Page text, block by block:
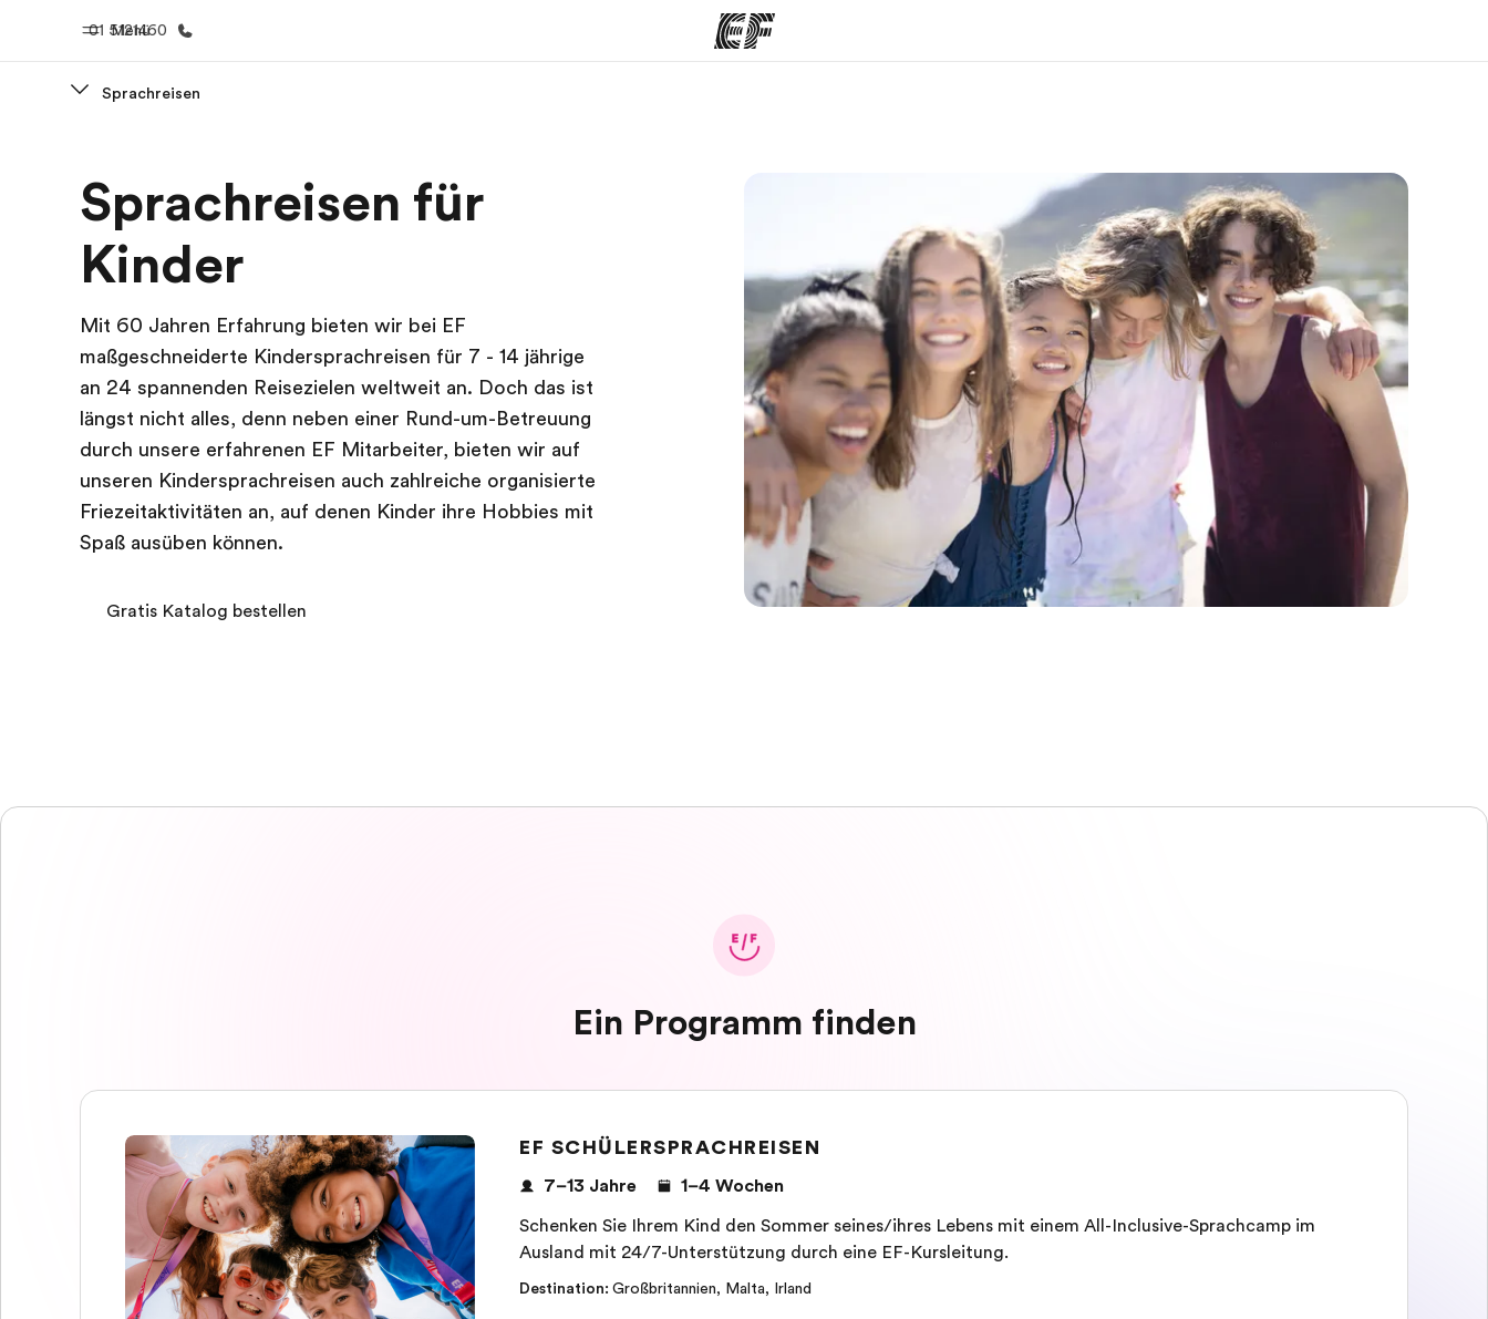
Menü
01 5121460
Willkommen bei EF Alle Programme ansehen Wer wir sind Teil des Teams werden
Sprachreisen
Sprachreisen für
Kinder
Mit 60 Jahren Erfahrung bieten wir bei EF
maßgeschneiderte Kindersprachreisen für 7 - 14 jährige
an 24 spannenden Reisezielen weltweit an. Doch das ist
längst nicht alles, denn neben einer Rund-um-Betreuung
durch unsere erfahrenen EF Mitarbeiter, bieten wir auf
unseren Kindersprachreisen auch zahlreiche organisierte
Friezeitaktivitäten an, auf denen Kinder ihre Hobbies mit
Spaß ausüben können.
Gratis Katalog bestellen
Ein Programm finden
EF SCHÜLERSPRACHREISEN
7–13 Jahre
1–4 Wochen
Schenken Sie Ihrem Kind den Sommer seines/ihres Lebens mit einem All-Inclusive-Sprachcamp im
Ausland mit 24/7-Unterstützung durch eine EF-Kursleitung.
Destination: Großbritannien, Malta, Irland